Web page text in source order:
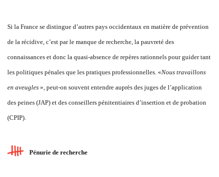
Si la France se distingue d’autres pays occidentaux en matière de prévention
de la récidive, c’est par le manque de recherche, la pauvreté des
connaissances et donc la quasi-absence de repères rationnels pour guider tant
les politiques pénales que les pratiques professionnelles. «Nous travaillons
en aveugles », peut-on souvent entendre auprès des juges de l’application
des peines (JAP) et des conseillers pénitentiaires d’insertion et de probation
(CPIP).
Pénurie de recherche